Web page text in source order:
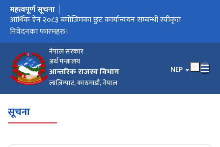
नेपाल सरकार
अर्थ मन्त्रालय
आन्तरिक राजस्व विभाग
लाज़िम्पाट, काठमाडौं, नेपाल
भाषा चयन गर्नुहोस्
NEP
मुख्य नेभिगेसनमा जानुहोस्
महत्त्वपूर्ण सूचना
करदाता प्रोत्साहन उपहार कार्यक्रम सञ्चालन कार्यविधि, २०८३
आर्थिक ऐन २०८३ बमोजिमका छुट कार्यान्वयन सम्बन्धी स्वीकृत
निवेदनका फारमहरु।
विल/बीजक जारी गर्ने सम्बन्धी सूचना।
आर्थिक विधेयक, २०८३ ले प्रदान गरेका छुट सुविधा कार्यान्वयन लागि
स्वीकृत फारामहरु ।
कार्यालयगत सूचना अधिकारीको सम्पर्क नम्बर
सूचना